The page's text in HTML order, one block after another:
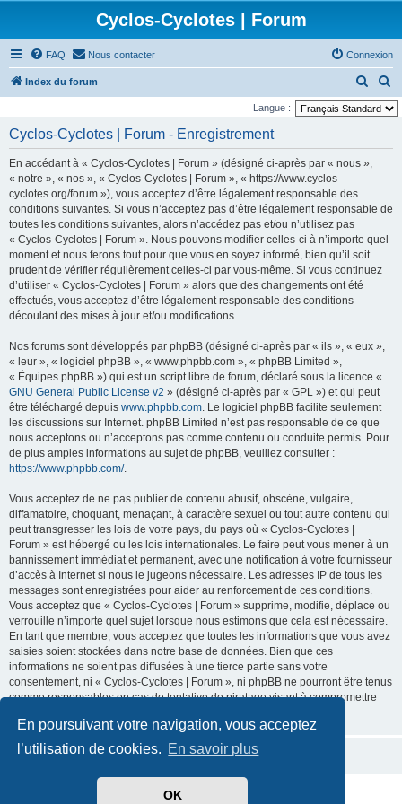
En poursuivant votre navigation, vous acceptez
l’utilisation de cookies. En savoir plus
OK
Cyclos-Cyclotes | Forum
FAQ Nous contacter Connexion
Index du forum
e
e
e
c
r
Langue :
Cyclos-Cyclotes | Forum - Enregistrement
En accédant à « Cyclos-Cyclotes | Forum » (désigné ci-après par « nous »,
« notre », « nos », « Cyclos-Cyclotes | Forum », « https://www.cyclos-
cyclotes.org/forum »), vous acceptez d’être légalement responsable des
conditions suivantes. Si vous n’acceptez pas d’être légalement responsable de
toutes les conditions suivantes, alors n’accédez pas et/ou n’utilisez pas
« Cyclos-Cyclotes | Forum ». Nous pouvons modifier celles-ci à n’importe quel
moment et nous ferons tout pour que vous en soyez informé, bien qu’il soit
prudent de vérifier régulièrement celles-ci par vous-même. Si vous continuez
d’utiliser « Cyclos-Cyclotes | Forum » alors que des changements ont été
effectués, vous acceptez d’être légalement responsable des conditions
découlant des mises à jour et/ou modifications.
Nos forums sont développés par phpBB (désigné ci-après par « ils », « eux »,
« leur », « logiciel phpBB », « www.phpbb.com », « phpBB Limited »,
« Équipes phpBB ») qui est un script libre de forum, déclaré sous la licence «
GNU General Public License v2 » (désigné ci-après par « GPL ») et qui peut
être téléchargé depuis www.phpbb.com. Le logiciel phpBB facilite seulement
les discussions sur Internet. phpBB Limited n’est pas responsable de ce que
nous acceptons ou n’acceptons pas comme contenu ou conduite permis. Pour
de plus amples informations au sujet de phpBB, veuillez consulter :
https://www.phpbb.com/.
Vous acceptez de ne pas publier de contenu abusif, obscène, vulgaire,
diffamatoire, choquant, menaçant, à caractère sexuel ou tout autre contenu qui
peut transgresser les lois de votre pays, du pays où « Cyclos-Cyclotes |
Forum » est hébergé ou les lois internationales. Le faire peut vous mener à un
bannissement immédiat et permanent, avec une notification à votre fournisseur
d’accès à Internet si nous le jugeons nécessaire. Les adresses IP de tous les
messages sont enregistrées pour aider au renforcement de ces conditions.
Vous acceptez que « Cyclos-Cyclotes | Forum » supprime, modifie, déplace ou
verrouille n’importe quel sujet lorsque nous estimons que cela est nécessaire.
En tant que membre, vous acceptez que toutes les informations que vous avez
saisies soient stockées dans notre base de données. Bien que ces
informations ne soient pas diffusées à une tierce partie sans votre
consentement, ni « Cyclos-Cyclotes | Forum », ni phpBB ne pourront être tenus
comme responsables en cas de tentative de piratage visant à compromettre
phpBB ® Forum Software © phpBB Limited